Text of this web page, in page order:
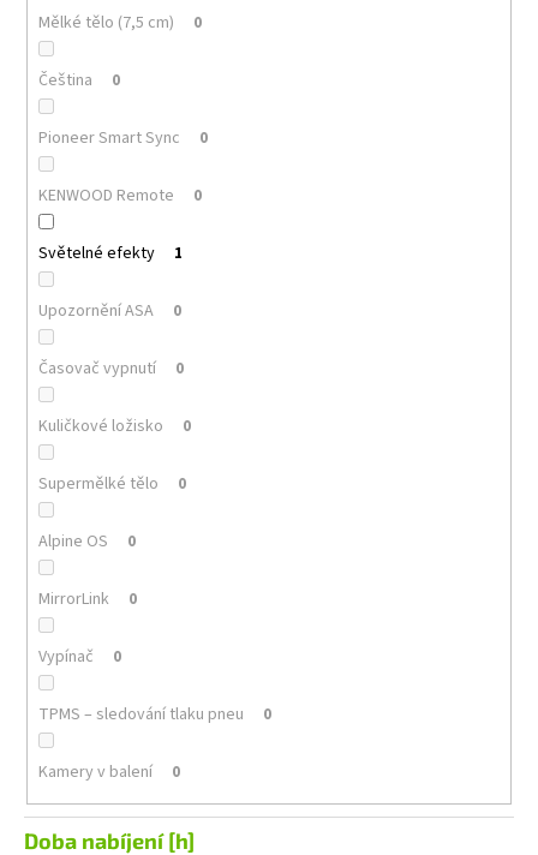
Mělké tělo (7,5 cm) 0
Čeština 0
Pioneer Smart Sync 0
KENWOOD Remote 0
Světelné efekty 1
Upozornění ASA 0
Časovač vypnutí 0
Kuličkové ložisko 0
Supermělké tělo 0
Alpine OS 0
MirrorLink 0
Vypínač 0
TPMS – sledování tlaku pneu 0
Kamery v balení 0
Doba nabíjení [h]